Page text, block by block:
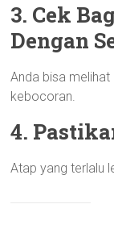
3. Cek
Dengan
Anda bisa
kebocoran.
4.
Atap yang terlalu